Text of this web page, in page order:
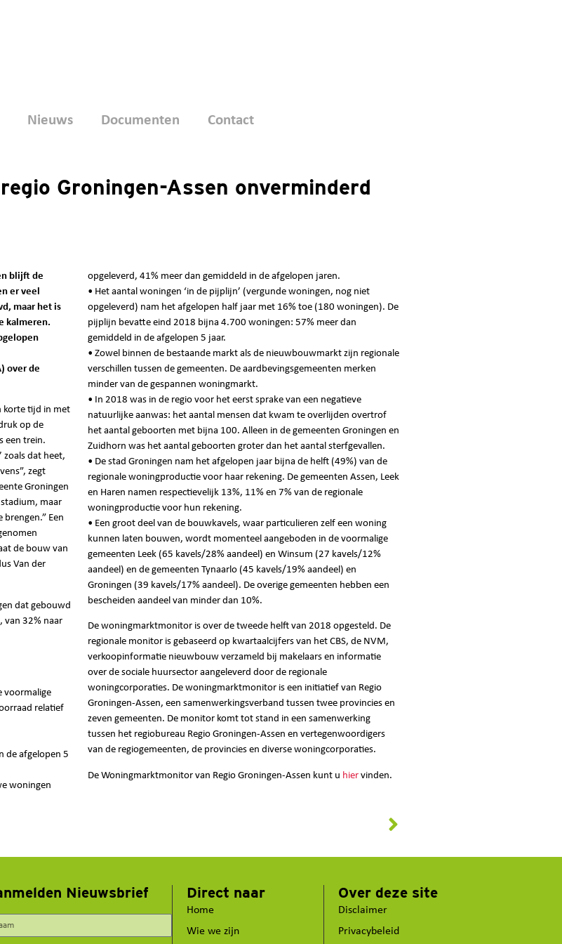
Nieuws Documenten Contact
Groningen-Assen onverminderd
blijft de
er veel
maar het is
kalmeren.
over de
korte tijd in met
op de
een trein.
zoals dat heet,
zegt
Groningen
maar
Een
de bouw van
Van der
dat gebouwd
van 32% naar
voormalige
relatief
de afgelopen 5
woningen
opgeleverd, 41% meer dan gemiddeld in de afgelopen jaren.
• Het aantal woningen ‘in de pijplijn’ (vergunde woningen, nog niet
opgeleverd) nam het afgelopen half jaar met 16% toe (180 woningen). De
pijplijn bevatte eind 2018 bijna 4.700 woningen: 57% meer dan
gemiddeld in de afgelopen 5 jaar.
• Zowel binnen de bestaande markt als de nieuwbouwmarkt zijn regionale
verschillen tussen de gemeenten. De aardbevingsgemeenten merken
minder van de gespannen woningmarkt.
• In 2018 was in de regio voor het eerst sprake van een negatieve
natuurlijke aanwas: het aantal mensen dat kwam te overlijden overtrof
het aantal geboorten met bijna 100. Alleen in de gemeenten Groningen en
Zuidhorn was het aantal geboorten groter dan het aantal sterfgevallen.
• De stad Groningen nam het afgelopen jaar bijna de helft (49%) van de
regionale woningproductie voor haar rekening. De gemeenten Assen, Leek
en Haren namen respectievelijk 13%, 11% en 7% van de regionale
woningproductie voor hun rekening.
• Een groot deel van de bouwkavels, waar particulieren zelf een woning
kunnen laten bouwen, wordt momenteel aangeboden in de voormalige
gemeenten Leek (65 kavels/28% aandeel) en Winsum (27 kavels/12%
aandeel) en de gemeenten Tynaarlo (45 kavels/19% aandeel) en
Groningen (39 kavels/17% aandeel). De overige gemeenten hebben een
bescheiden aandeel van minder dan 10%.
De woningmarktmonitor is over de tweede helft van 2018 opgesteld. De
regionale monitor is gebaseerd op kwartaalcijfers van het CBS, de NVM,
verkoopinformatie nieuwbouw verzameld bij makelaars en informatie
over de sociale huursector aangeleverd door de regionale
woningcorporaties. De woningmarktmonitor is een initiatief van Regio
Groningen-Assen, een samenwerkingsverband tussen twee provincies en
zeven gemeenten. De monitor komt tot stand in een samenwerking
tussen het regiobureau Regio Groningen-Assen en vertegenwoordigers
van de regiogemeenten, de provincies en diverse woningcorporaties.
De Woningmarktmonitor van Regio Groningen-Assen kunt u hier vinden.
Nieuwsbrief Direct naar
Home
Wie we zijn
Over deze site
Disclaimer
Privacybeleid